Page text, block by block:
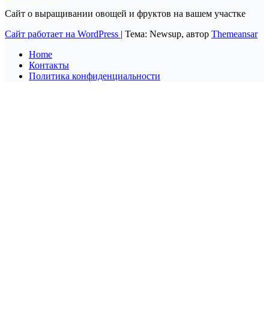
Сайт о выращивании овощей и фруктов на вашем участке
Сайт работает на WordPress | Тема: Newsup, автор Themeansar
Home
Контакты
Политика конфиденциальности